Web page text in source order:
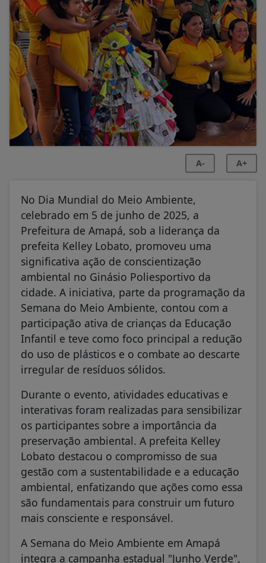
A- A+
No Dia Mundial do Meio Ambiente,
celebrado em 5 de junho de 2025, a
Prefeitura de Amapá, sob a liderança da
prefeita Kelley Lobato, promoveu uma
significativa ação de conscientização
ambiental no Ginásio Poliesportivo da
cidade. A iniciativa, parte da programação da
Semana do Meio Ambiente, contou com a
participação ativa de crianças da Educação
Infantil e teve como foco principal a redução
do uso de plásticos e o combate ao descarte
irregular de resíduos sólidos.
Durante o evento, atividades educativas e
interativas foram realizadas para sensibilizar
os participantes sobre a importância da
preservação ambiental. A prefeita Kelley
Lobato destacou o compromisso de sua
gestão com a sustentabilidade e a educação
ambiental, enfatizando que ações como essa
são fundamentais para construir um futuro
mais consciente e responsável.
A Semana do Meio Ambiente em Amapá
integra a campanha estadual "Junho Verde",